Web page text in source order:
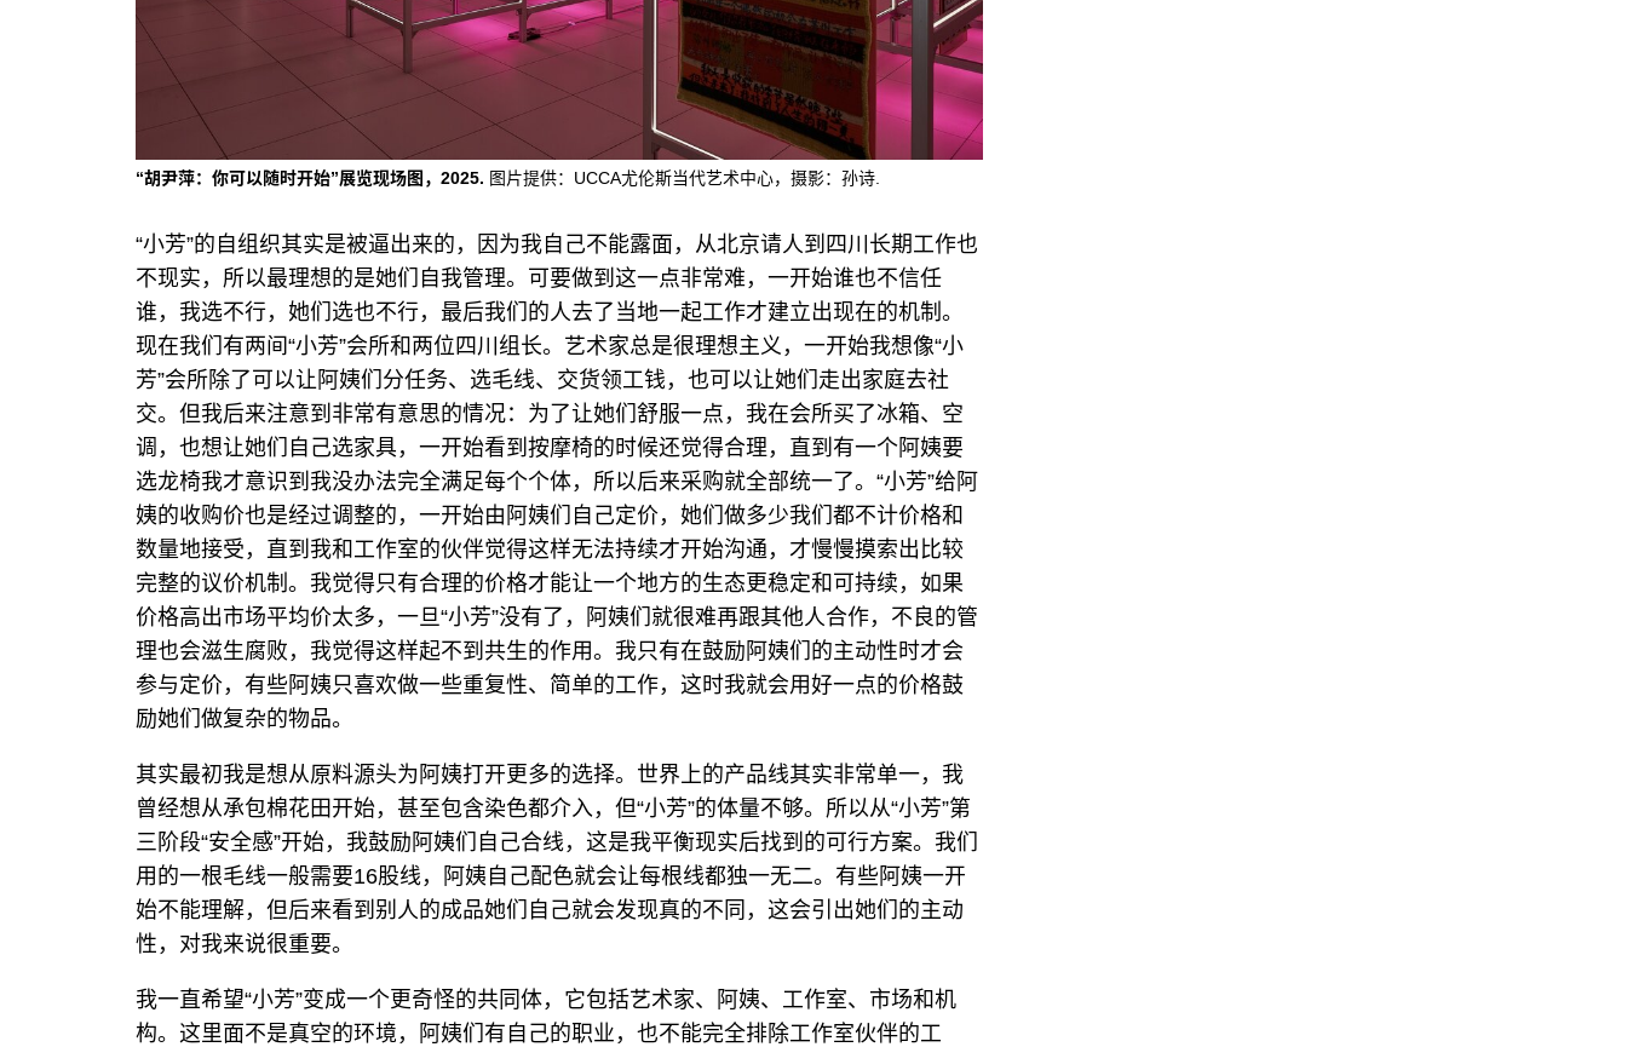
“胡尹萍：你可以随时开始”展览现场图，2025. 图片提供：UCCA尤伦斯当代艺术中心，摄影：孙诗.
“小芳”的自组织其实是被逼出来的，因为我自己不能露面，从北京请人到四川长期工作也
不现实，所以最理想的是她们自我管理。可要做到这一点非常难，一开始谁也不信任
谁，我选不行，她们选也不行，最后我们的人去了当地一起工作才建立出现在的机制。
现在我们有两间“小芳”会所和两位四川组长。艺术家总是很理想主义，一开始我想像“小
芳”会所除了可以让阿姨们分任务、选毛线、交货领工钱，也可以让她们走出家庭去社
交。但我后来注意到非常有意思的情况：为了让她们舒服一点，我在会所买了冰箱、空
调，也想让她们自己选家具，一开始看到按摩椅的时候还觉得合理，直到有一个阿姨要
选龙椅我才意识到我没办法完全满足每个个体，所以后来采购就全部统一了。“小芳”给阿
姨的收购价也是经过调整的，一开始由阿姨们自己定价，她们做多少我们都不计价格和
数量地接受，直到我和工作室的伙伴觉得这样无法持续才开始沟通，才慢慢摸索出比较
完整的议价机制。我觉得只有合理的价格才能让一个地方的生态更稳定和可持续，如果
价格高出市场平均价太多，一旦“小芳”没有了，阿姨们就很难再跟其他人合作，不良的管
理也会滋生腐败，我觉得这样起不到共生的作用。我只有在鼓励阿姨们的主动性时才会
参与定价，有些阿姨只喜欢做一些重复性、简单的工作，这时我就会用好一点的价格鼓
励她们做复杂的物品。
其实最初我是想从原料源头为阿姨打开更多的选择。世界上的产品线其实非常单一，我
曾经想从承包棉花田开始，甚至包含染色都介入，但“小芳”的体量不够。所以从“小芳”第
三阶段“安全感”开始，我鼓励阿姨们自己合线，这是我平衡现实后找到的可行方案。我们
用的一根毛线一般需要16股线，阿姨自己配色就会让每根线都独一无二。有些阿姨一开
始不能理解，但后来看到别人的成品她们自己就会发现真的不同，这会引出她们的主动
性，对我来说很重要。
我一直希望“小芳”变成一个更奇怪的共同体，它包括艺术家、阿姨、工作室、市场和机
构。这里面不是真空的环境，阿姨们有自己的职业，也不能完全排除工作室伙伴的工